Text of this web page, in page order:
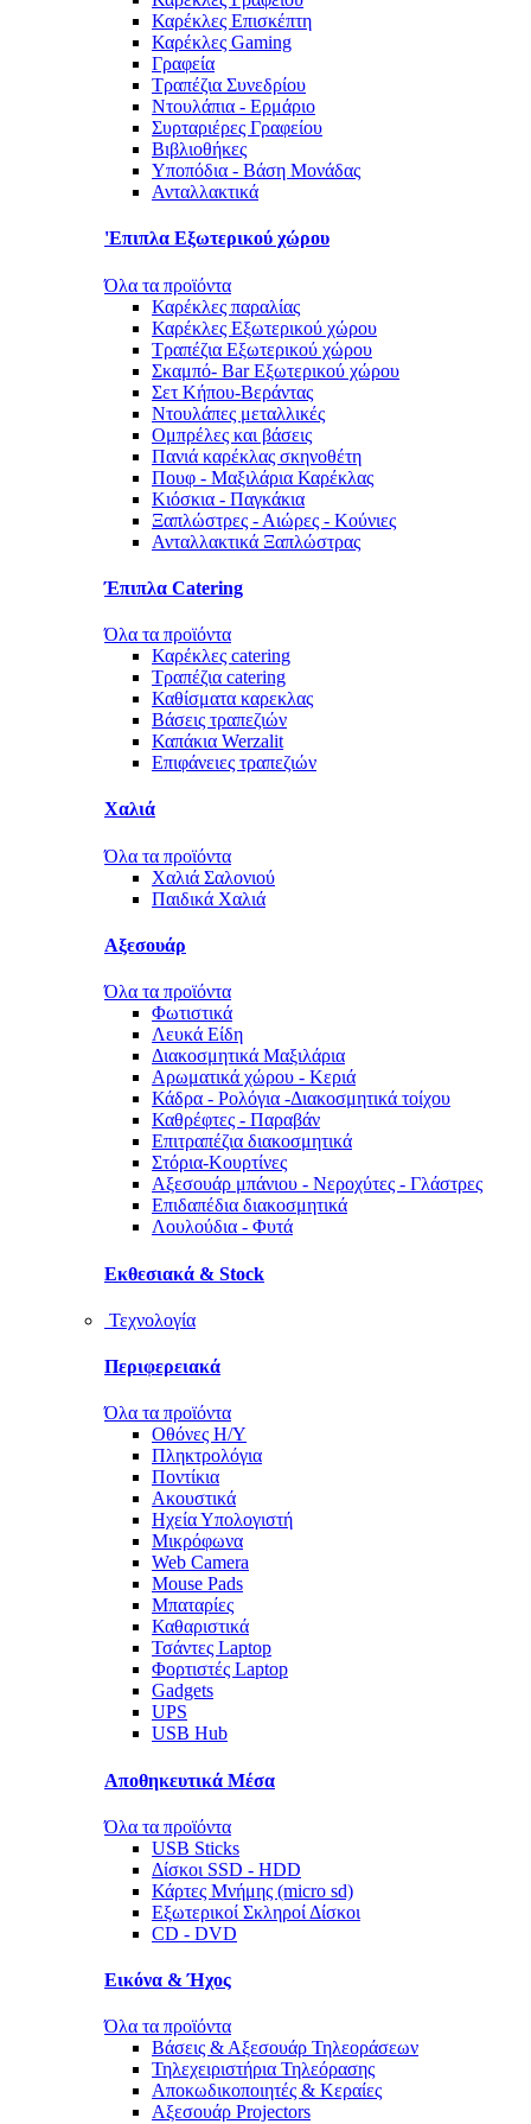
Καρέκλες Επισκέπτη
Καρέκλες Gaming
Γραφεία
Τραπέζια Συνεδρίου
Ντουλάπια - Ερμάριο
Συρταριέρες Γραφείου
Βιβλιοθήκες
Υποπόδια - Βάση Μονάδας
Ανταλλακτικά
'Επιπλα Εξωτερικού χώρου
Όλα τα προϊόντα
Καρέκλες παραλίας
Καρέκλες Εξωτερικού χώρου
Τραπέζια Εξωτερικού χώρου
Σκαμπό- Bar Εξωτερικού χώρου
Σετ Κήπου-Βεράντας
Ντουλάπες μεταλλικές
Ομπρέλες και βάσεις
Πανιά καρέκλας σκηνοθέτη
Πουφ - Μαξιλάρια Καρέκλας
Κιόσκια - Παγκάκια
Ξαπλώστρες - Αιώρες - Κούνιες
Ανταλλακτικά Ξαπλώστρας
Έπιπλα Catering
Όλα τα προϊόντα
Καρέκλες catering
Τραπέζια catering
Καθίσματα καρεκλας
Βάσεις τραπεζιών
Καπάκια Werzalit
Επιφάνειες τραπεζιών
Χαλιά
Όλα τα προϊόντα
Χαλιά Σαλονιού
Παιδικά Χαλιά
Αξεσουάρ
Όλα τα προϊόντα
Φωτιστικά
Λευκά Είδη
Διακοσμητικά Μαξιλάρια
Αρωματικά χώρου - Κεριά
Κάδρα - Ρολόγια -Διακοσμητικά τοίχου
Καθρέφτες - Παραβάν
Επιτραπέζια διακοσμητικά
Στόρια-Κουρτίνες
Αξεσουάρ μπάνιου - Νεροχύτες - Γλάστρες
Επιδαπέδια διακοσμητικά
Λουλούδια - Φυτά
Εκθεσιακά & Stock
Τεχνολογία
Περιφερειακά
Όλα τα προϊόντα
Οθόνες Η/Υ
Πληκτρολόγια
Ποντίκια
Ακουστικά
Ηχεία Υπολογιστή
Μικρόφωνα
Web Camera
Mouse Pads
Μπαταρίες
Καθαριστικά
Τσάντες Laptop
Φορτιστές Laptop
Gadgets
UPS
USB Hub
Αποθηκευτικά Μέσα
Όλα τα προϊόντα
USB Sticks
Δίσκοι SSD - HDD
Κάρτες Μνήμης (micro sd)
Εξωτερικοί Σκληροί Δίσκοι
CD - DVD
Εικόνα & Ήχος
Όλα τα προϊόντα
Βάσεις & Αξεσουάρ Τηλεοράσεων
Τηλεχειριστήρια Τηλεόρασης
Αποκωδικοποιητές & Κεραίες
Αξεσουάρ Projectors